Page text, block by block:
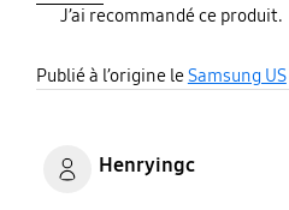
J’ai recommandé ce produit.
Publié à l’origine leSamsung US
Henryingc